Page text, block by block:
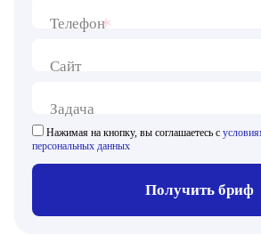
Телефон*
Сайт
Задача
Нажимая на кнопку, вы соглашаетесь с
персональных данных
Получить бриф